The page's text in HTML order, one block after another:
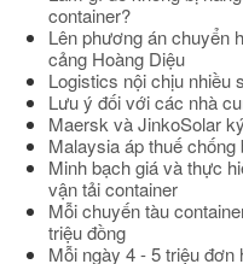
container?
Lên phương án chuyển
cảng Hoàng Diệu
Logistics nội chịu nhiều
Lưu ý đối với các nhà
Maersk và JinkoSolar
Malaysia áp thuế
Minh bạch giá và thực
vận tải container
Mỗi chuyến tàu
triệu đồng
Mỗi ngày 4 - 5 triệu đơn